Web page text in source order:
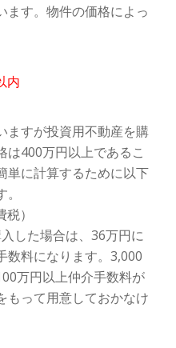
ます。物件の価格によっ
内
ますが投資用不動産を購
は400万円以上であるこ
単に計算するために以下
）
した場合は、36万円に
数料になります。3,000
万円以上仲介手数料が
もって用意しておかなけ